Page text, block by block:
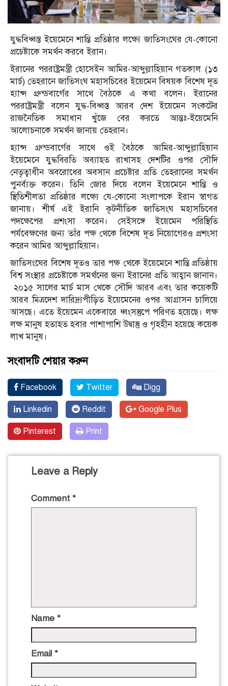
যুদ্ধবিধ্বস্ত ইয়েমেনে শান্তি প্রতিষ্ঠার লক্ষ্যে জাতিসংঘের যে-কোনো
প্রচেষ্টাকে সমর্থন করবে ইরান।
ইরানের পররাষ্ট্রমন্ত্রী হোসেইন আমির-আব্দুল্লাহিয়ান গতকাল (১৩
মার্চ) তেহরানে জাতিসংঘ মহাসচিবের ইয়েমেন বিষয়ক বিশেষ দূত
হ্যান্স গ্রুন্ডবার্গের সাথে বৈঠকে এ কথা বলেন। ইরানের
পররাষ্ট্রমন্ত্রী বলেন যুদ্ধ-বিধ্বস্ত আরব দেশ ইয়েমেন সংকটের
রাজনৈতিক সমাধান খুঁজে বের করতে আন্তঃ-ইয়েমেনি
আলোচনাকে সমর্থন জানায় তেহরান।
হ্যান্স গ্রুন্ডবার্গের সাথে ওই বৈঠকে আমির-আব্দুল্লাহিয়ান
ইয়েমেনে যুদ্ধবিরতি অব্যাহত রাখাসহ দেশটির ওপর সৌদি
নেতৃত্বাধীন অবরোধের অবসান প্রচেষ্টার প্রতি তেহরানের সমর্থন
পুনর্ব্যক্ত করেন। তিনি জোর দিয়ে বলেন ইয়েমেনে শান্তি ও
স্থিতিশীলতা প্রতিষ্ঠার লক্ষ্যে যে-কোনো সংলাপকে ইরান স্বাগত
জানায়। শীর্ষ এই ইরানি কূটনীতিক জাতিসংঘ মহাসচিবের
পদক্ষেপের প্রশংসা করেন। সেইসঙ্গে ইয়েমেন পরিস্থিতি
পর্যবেক্ষণের জন্য তাঁর পক্ষ থেকে বিশেষ দূত নিয়োগেরও প্রশংসা
করেন আমির আব্দুল্লাহিয়ান।
জাতিসংঘের বিশেষ দূতও তার পক্ষ থেকে ইয়েমেনে শান্তি প্রতিষ্ঠায়
বিশ্ব সংস্থার প্রচেষ্টাকে সমর্থনের জন্য ইরানের প্রতি আহ্বান জানান।
২০১৫ সালের মার্চ মাস থেকে সৌদি আরব এবং তার কয়েকটি
আরব মিত্রদেশ দারিদ্র্যপীড়িত ইয়েমেনের ওপর আগ্রাসন চালিয়ে
আসছে। এতে ইয়েমেন একেবারে ধ্বংসস্তুপে পরিণত হয়েছে। লক্ষ
লক্ষ মানুষ হতাহত হবার পাশাপাশি উদ্বাস্তু ও গৃহহীন হয়েছে কয়েক
লাখ মানুষ।
সংবাদটি শেয়ার করুন
Facebook Twitter Digg
Linkedin Reddit Google Plus
Pinterest Print
Leave a Reply
Comment *
Name *
Email *